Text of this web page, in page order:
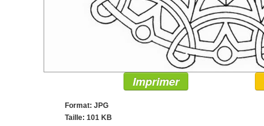
Imprimer
Format: JPG
Taille: 101 KB